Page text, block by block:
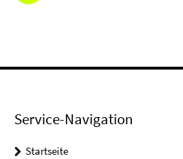
Service-Navigation
Startseite